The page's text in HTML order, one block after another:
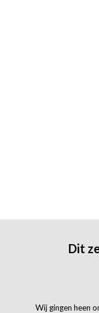
Dit
Wij gingen heen